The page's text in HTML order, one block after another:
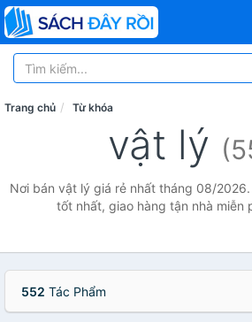
Trang chủ Từ khóa
vật lý
Nơi bán vật lý giá rẻ nhất tháng 08/
tốt nhất, giao hàng tận nhà miễn
552 Tác Phẩm